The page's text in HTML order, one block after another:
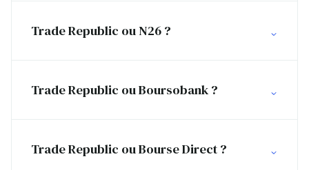
Trade Republic ou N26 ?
Trade Republic ou Boursobank ?
Trade Republic ou Bourse Direct ?